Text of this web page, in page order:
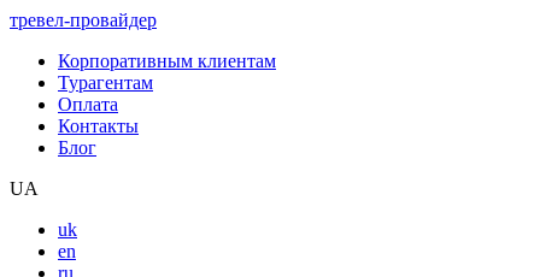
тревел-провайдер
Корпоративным клиентам
Турагентам
Оплата
Контакты
Блог
UA
uk
en
ru